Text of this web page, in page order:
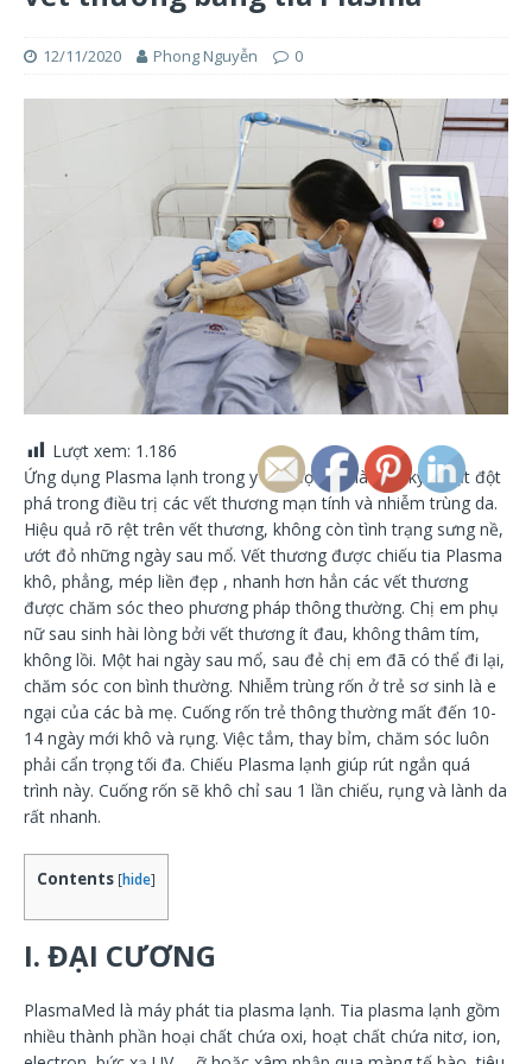
12/11/2020 Phong Nguyễn 0
Lượt xem: 1.186
Ứng dụng Plasma lạnh trong y tế được coi là một kỹ thuật đột
phá trong điều trị các vết thương mạn tính và nhiễm trùng da.
Hiệu quả rõ rệt trên vết thương, không còn tình trạng sưng nề,
ướt đỏ những ngày sau mổ. Vết thương được chiếu tia Plasma
khô, phẳng, mép liền đẹp , nhanh hơn hẳn các vết thương
được chăm sóc theo phương pháp thông thường. Chị em phụ
nữ sau sinh hài lòng bởi vết thương ít đau, không thâm tím,
không lồi. Một hai ngày sau mổ, sau đẻ chị em đã có thể đi lại,
chăm sóc con bình thường. Nhiễm trùng rốn ở trẻ sơ sinh là e
ngại của các bà mẹ. Cuống rốn trẻ thông thường mất đến 10-
14 ngày mới khô và rụng. Việc tắm, thay bỉm, chăm sóc luôn
phải cẩn trọng tối đa. Chiếu Plasma lạnh giúp rút ngắn quá
trình này. Cuống rốn sẽ khô chỉ sau 1 lần chiếu, rụng và lành da
rất nhanh.
Contents [hide]
I. ĐẠI CƯƠNG
PlasmaMed là máy phát tia plasma lạnh. Tia plasma lạnh gồm
nhiều thành phần hoại chất chứa oxi, hoạt chất chứa nitơ, ion,